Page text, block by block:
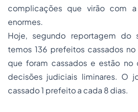
complicações que virão com
enormes.
Hoje, segundo reportagem do
temos 136 prefeitos cassados
que foram cassados e estão
decisões judiciais liminares. O
cassado 1 prefeito a cada 8 dias.